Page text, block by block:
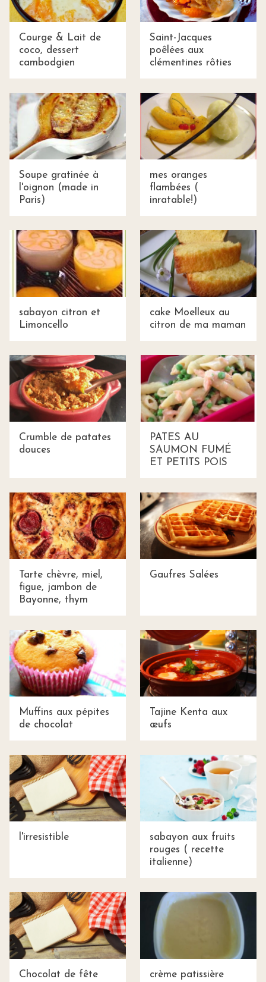
Courge & Lait de
coco, dessert
cambodgien
Saint-Jacques
poêlées aux
clémentines rôties
Soupe gratinée à
l'oignon (made in
Paris)
mes oranges
flambées (
inratable!)
sabayon citron et
Limoncello
cake Moelleux au
citron de ma maman
Crumble de patates
douces
PATES AU
SAUMON FUMÉ
ET PETITS POIS
Tarte chèvre, miel,
figue, jambon de
Bayonne, thym
Gaufres Salées
Muffins aux pépites
de chocolat
Tajine Kenta aux
œufs
l'irresistible
sabayon aux fruits
rouges ( recette
italienne)
Chocolat de fête
crème patissière